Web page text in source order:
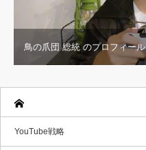
鳥の爪団 総統 のプロフィール
YouTube戦略